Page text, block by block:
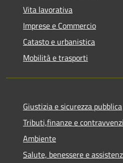
Vita lavorativa
Imprese e Commercio
Catasto e urbanistica
Mobilità e trasporti
Giustizia e sicurezza pubblica
Tributi,finanze e
Ambiente
Salute, benessere e